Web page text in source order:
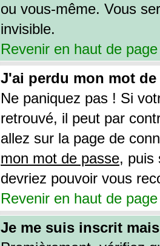
ou vous-même. Vous
invisible.
Revenir en haut de page
J'ai perdu mon mot de
Ne paniquez pas ! Si
retrouvé, il peut par
allez sur la page de
mon mot de passe, puis
devriez pouvoir vous
Revenir en haut de page
Je me suis inscrit